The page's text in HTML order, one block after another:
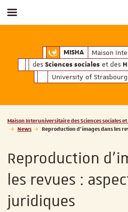
MISHAMaison
Maison
des Sciences sociales et des
University of Strasbourg
Toggle menu
Vous êtes ici :
Maison Interuniversitaire des Sciences sociales et
News
Reproduction d’images dans les
Reproduction
les revues :
juridiques